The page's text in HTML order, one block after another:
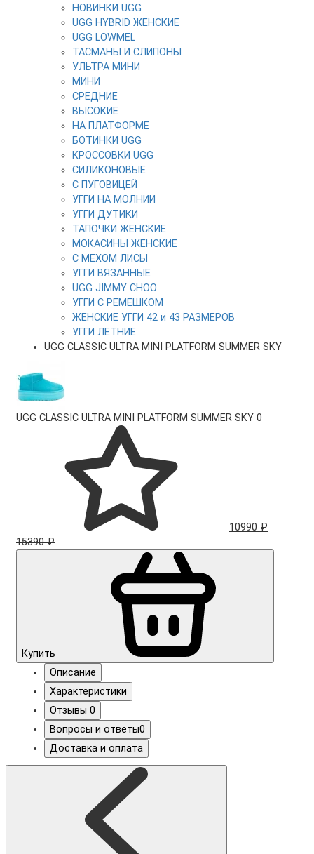
НОВИНКИ UGG
UGG HYBRID ЖЕНСКИЕ
UGG LOWMEL
ТАСМАНЫ И СЛИПОНЫ
УЛЬТРА МИНИ
МИНИ
СРЕДНИЕ
ВЫСОКИЕ
НА ПЛАТФОРМЕ
БОТИНКИ UGG
КРОССОВКИ UGG
СИЛИКОНОВЫЕ
С ПУГОВИЦЕЙ
УГГИ НА МОЛНИИ
УГГИ ДУТИКИ
ТАПОЧКИ ЖЕНСКИЕ
МОКАСИНЫ ЖЕНСКИЕ
С МЕХОМ ЛИСЫ
УГГИ ВЯЗАННЫЕ
UGG JIMMY CHOO
УГГИ С РЕМЕШКОМ
ЖЕНСКИЕ УГГИ 42 и 43 РАЗМЕРОВ
УГГИ ЛЕТНИЕ
UGG CLASSIC ULTRA MINI PLATFORM SUMMER SKY
UGG CLASSIC ULTRA MINI PLATFORM SUMMER SKY 0
10990 ₽
15390 ₽
Купить
Описание
Характеристики
Отзывы 0
Вопросы и ответы0
Доставка и оплата